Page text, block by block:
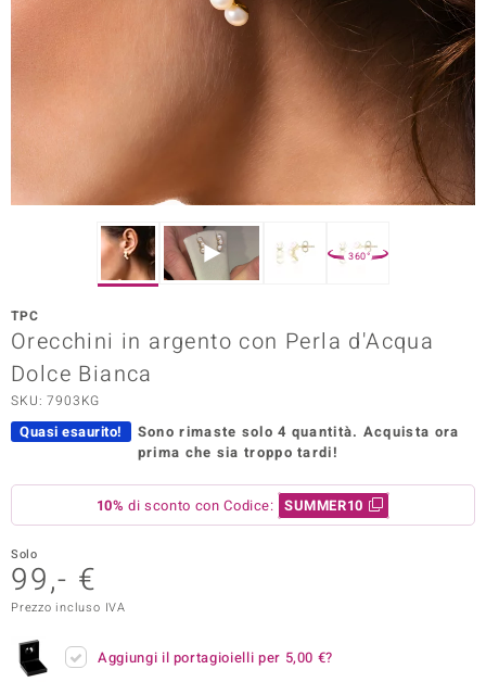
SELECTION
Paraíso
del Boss
Collection
360°
TPC
Orecchini in argento con Perla d'Acqua
Dolce Bianca
SKU: 7903KG
Quasi esaurito! Sono rimaste solo 4 quantità. Acquista ora
prima che sia troppo tardi!
10% di sconto con Codice: SUMMER10
Solo
99,- €
Prezzo incluso IVA
Aggiungi il portagioielli per 5,00 €?